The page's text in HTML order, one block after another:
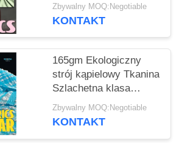
Chlor odporny
Zbywalny MOQ:Negotiable
KONTAKT
165gm Ekologiczny
strój kąpielowy Tkanina
Szlachetna klasa
Luksusowa tkanina
Dostosowywalna
Zbywalny MOQ:Negotiable
KONTAKT